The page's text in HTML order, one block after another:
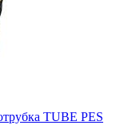
TUBE PES